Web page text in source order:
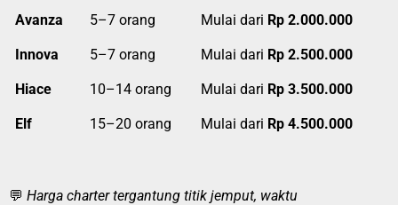
Avanza 5–7 orang Mulai dari Rp 2.000.000
Innova 5–7 orang Mulai dari Rp 2.500.000
Hiace 10–14 orang Mulai dari Rp 3.500.000
Elf 15–20 orang Mulai dari Rp 4.500.000
💬 Harga charter tergantung titik jemput, waktu